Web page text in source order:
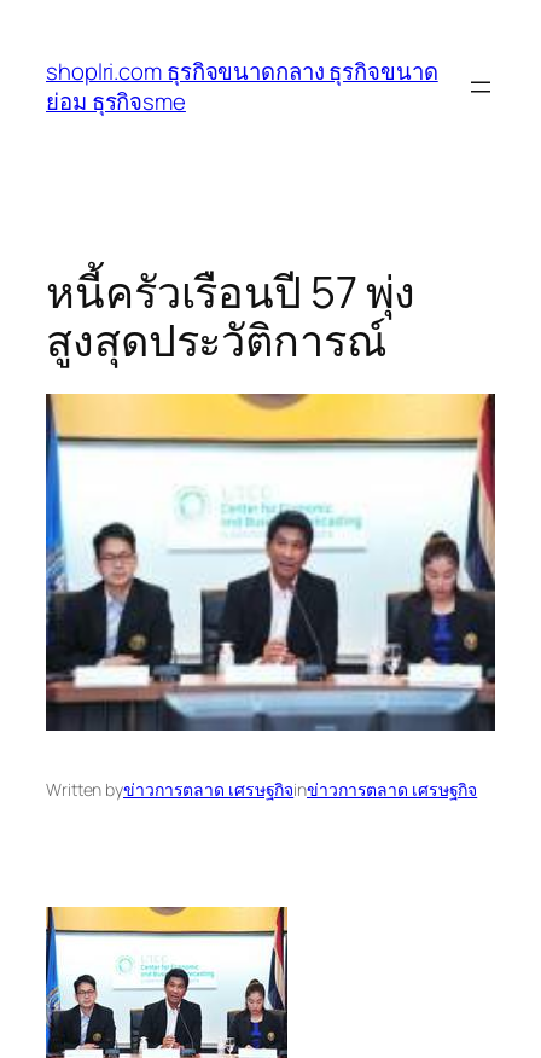
เนื้อหา
shoplri.com ธุรกิจขนาดกลาง ธุรกิจขนาด
ย่อม ธุรกิจsme
หนี้ครัวเรือนปี 57 พุ่ง
สูงสุดประวัติการณ์
Written byข่าวการตลาด เศรษฐกิจinข่าวการตลาด เศรษฐกิจ